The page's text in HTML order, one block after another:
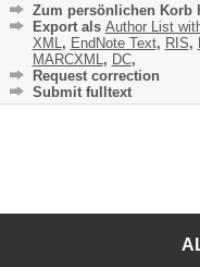
Zum persönlichen Korb
Export als Author List
XML , EndNote Text, RIS,
MARCXML , DC,
Request correction
Submit fulltext